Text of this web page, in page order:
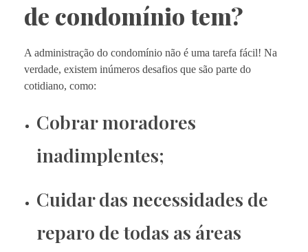
de condomínio tem?
A administração do condomínio não é uma tarefa fácil! Na
verdade, existem inúmeros desafios que são parte do
cotidiano, como:
Cobrar moradores
inadimplentes;
Cuidar das necessidades de
reparo de todas as áreas